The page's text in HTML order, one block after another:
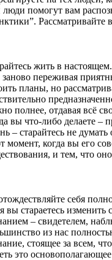
помогут вам
Рассматривайте
жить в
заново переживая
планы, но
полнее, отдавая всё
вы что-либо делаете –
– старайтесь не
момент, когда вы его
и тем, что
себя
вы стараетесь
– свидетелем,
из нас
стоящее за всем,
это